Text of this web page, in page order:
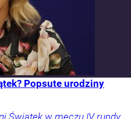
Popsute urodziny